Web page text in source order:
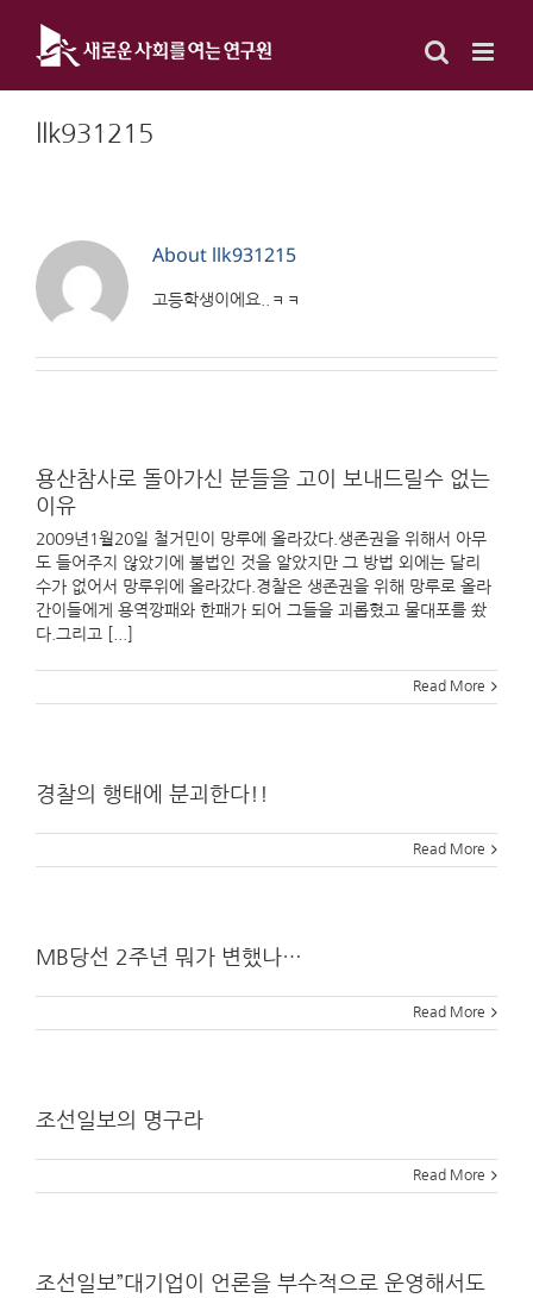
content
llk931215
About llk931215
고등학생이에요..ㅋㅋ
용산참사로 돌아가신 분들을 고이 보내드릴수 없는
이유
2009년1월20일 철거민이 망루에 올라갔다.생존권을 위해서 아무
도 들어주지 않았기에 불법인 것을 알았지만 그 방법 외에는 달리
수가 없어서 망루위에 올라갔다.경찰은 생존권을 위해 망루로 올라
간이들에게 용역깡패와 한패가 되어 그들을 괴롭혔고 물대포를 쐈
다.그리고 [...]
Read More
경찰의 행태에 분괴한다!!
Read More
MB당선 2주년 뭐가 변했나…
Read More
조선일보의 명구라
Read More
조선일보”대기업이 언론을 부수적으로 운영해서도